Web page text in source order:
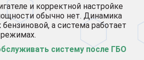
и корректной настройке
обычно нет. Динамика
бензиновой, а система работает
систему после ГБО